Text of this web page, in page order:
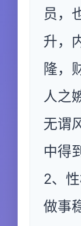
员，
升，
隆，
人之
无谓
中得
2、
做事